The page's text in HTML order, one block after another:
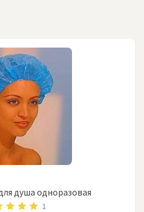
душа одноразовая
1